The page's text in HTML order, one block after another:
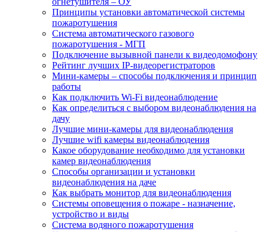
Принципы установки автоматической системы
пожаротушения
Система автоматического газового
пожаротушения - МГП
Подключение вызывной панели к видеодомофону
Рейтинг лучших IP-видеорегистраторов
Мини-камеры – способы подключения и принцип
работы
Как подключить Wi-Fi видеонаблюдение
Как определиться с выбором видеонаблюдения на
дачу
Лучшие мини-камеры для видеонаблюдения
Лучшие wifi камеры видеонаблюдения
Какое оборудование необходимо для установки
камер видеонаблюдения
Способы организации и установки
видеонаблюдения на даче
Как выбрать монитор для видеонаблюдения
Системы оповещения о пожаре - назначение,
устройство и виды
Система водяного пожаротушения